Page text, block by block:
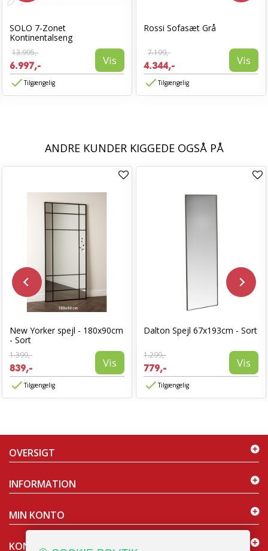
SOLO 7-Zonet
Kontinentalseng
13.995,-
6.997,- Vis
Tilgængelig
Rossi Sofasæt Grå
7.199,-
4.344,- Vis
Tilgængelig
ANDRE KUNDER KIGGEDE OGSÅ PÅ
New Yorker spejl - 180x90cm
- Sort
1.399,-
839,- Vis
Tilgængelig
Dalton Spejl 67x193cm - Sort
1.299,-
779,- Vis
Tilgængelig
OVERSIGT
INFORMATION
MIN KONTO
KONTAKT OS